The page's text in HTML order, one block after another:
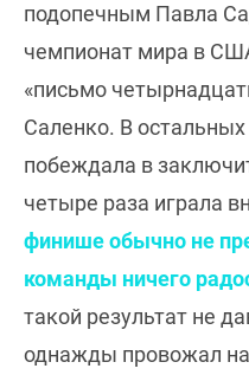
подопечным Павла
чемпионат мира в
«письмо
Саленко. В
побеждала в
четыре раза играла
финише обычно не
команды ничего
такой результат не
однажды провожал